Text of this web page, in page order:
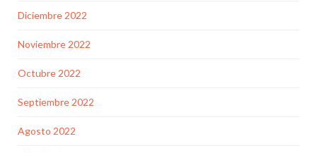
Diciembre 2022
Noviembre 2022
Octubre 2022
Septiembre 2022
Agosto 2022